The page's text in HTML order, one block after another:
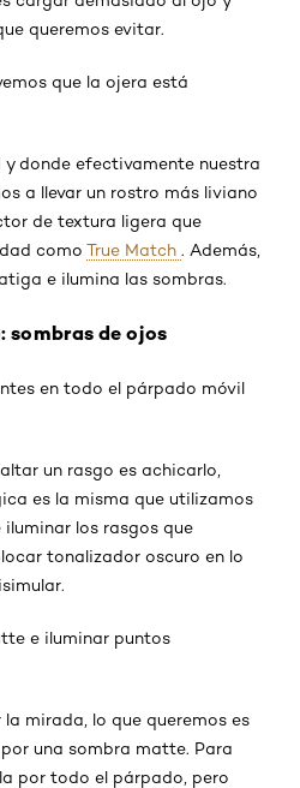
queremos evitar.
que la ojera está
donde efectivamente nuestra
a llevar un rostro más liviano
de textura ligera que
como True Match . Además,
e ilumina las sombras.
sombras de ojos
en todo el párpado móvil
un rasgo es achicarlo,
es la misma que utilizamos
los rasgos que
tonalizador oscuro en lo
e iluminar puntos
mirada, lo que queremos es
una sombra matte. Para
por todo el párpado, pero